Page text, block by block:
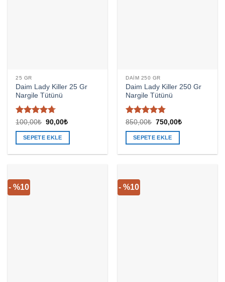
25 GR
Daim Lady Killer 25 Gr
Nargile Tütünü
5
üzerinden
4.67oy
aldı
100,00₺ Orijinal
100,00₺.
90,00₺Şu
SEPETE EKLE
DAIM 250 GR
Daim Lady Killer 250 Gr
Nargile Tütünü
5
üzerinden
4.75oy
aldı
850,00₺ Orijinal
850,00₺.
750,00₺Şu
SEPETE EKLE
- %10 - %10